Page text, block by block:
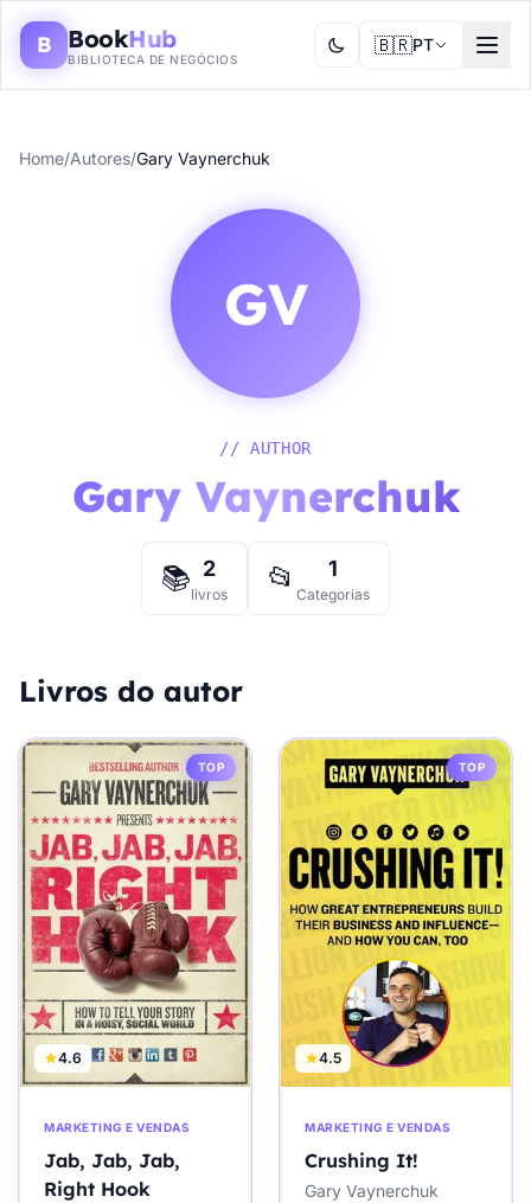
B BookHub
BIBLIOTECA DE NEGÓCIOS
🇧🇷PT
Home/Autores/Gary Vaynerchuk
GV
// AUTHOR
Gary Vaynerchuk
📚 2
livros 📂 1
Categorias
Livros do autor
TOP
4.6
MARKETING E VENDAS
Jab, Jab, Jab,
Right Hook
TOP
4.5
MARKETING E VENDAS
Crushing It!
Gary Vaynerchuk